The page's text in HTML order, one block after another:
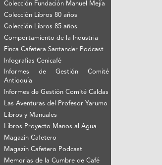
Colección Fundación Manuel Mejía
Colección Libros 80 años
Colección Libros 85 años
Comportamiento de la Industria
Finca Cafetera Santander Podcast
Infografías Cenicafé
Informes de Gestión Comité
Antioquía
Informes de Gestión Comité Caldas
Las Aventuras del Profesor Yarumo
Libros y Manuales
Libros Proyecto Manos al Agua
Magazín Cafetero
Magazín Cafetero Podcast
Memorias de la Cumbre de Café